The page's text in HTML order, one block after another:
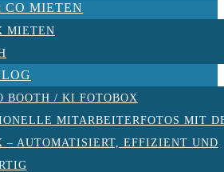
CO MIETEN
MIETEN
BOOTH / KI FOTOBOX
MITARBEITERFOTOS MIT
– AUTOMATISIERT, EFFIZIENT UND